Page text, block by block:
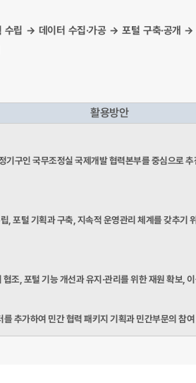
수립 → 데이터 수집·가공 → 포털 구축·공개
활용방안
기구인 국무조정실 국제개발 협력본부를 중심으로
, 포털 기획과 구축, 지속적 운영관리 체계를 갖추기
조, 포털 기능 개선과 유지·관리를 위한 재원 확보,
추가하여 민간 협력 패키지 기획과 민간부문의 참